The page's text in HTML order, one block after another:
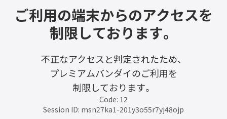
ご利用の端末からのアクセスを
制限しております。
不正なアクセスと判定されたため、
プレミアムバンダイのご利用を
制限しております。
Code: 12
Session ID: msn27ka1-201y3o55r7yj48ojp